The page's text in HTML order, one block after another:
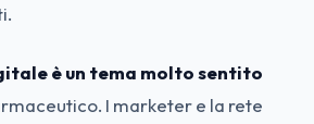
è un tema molto sentito
I marketer e la rete